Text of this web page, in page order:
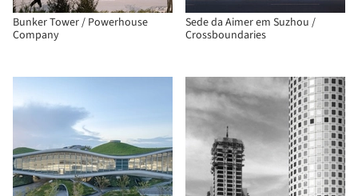
Bunker Tower / Powerhouse
Company
Sede da Aimer em Suzhou /
Crossboundaries